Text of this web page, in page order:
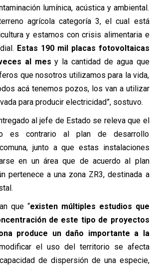
lumínica, acústica y ambiental.
agrícola categoría 3, el cual está
y estamos con crisis alimentaria e
Estas 190 mil placas fotovoltaicas
al mes y la cantidad de agua que
que nosotros utilizamos para la vida,
acá tenemos pozos, los van a utilizar
para producir electricidad”, sostuvo.
al jefe de Estado se releva que el
es contrario al plan de desarrollo
junto a que estas instalaciones
en un área que de acuerdo al plan
pertenece a una zona ZR3, destinada a
que “existen múltiples estudios que
de este tipo de proyectos
produce un daño importante a la
el uso del territorio se afecta
de dispersión de una especie,